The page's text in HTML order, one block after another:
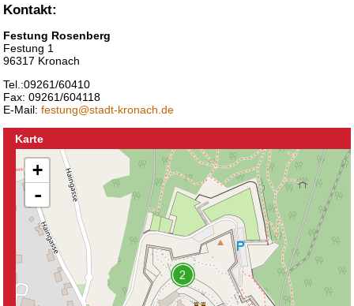
Kontakt:
Festung Rosenberg
Festung 1
96317 Kronach
Tel.:09261/60410
Fax: 09261/604118
E-Mail:festung@stadt-kronach.de
Karte
+
-